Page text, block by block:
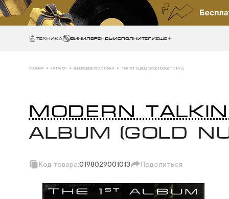
Техника ВИНИЛБРЕНДЫИСПОЛНИТЕЛИЕще
ГЛАВНАЯ КАТАЛОГ ВИНИЛОВЫЕ ПЛАСТИНКИ THE 1ST ALBUM (GOLD NUGGET VINYL)
MODERN
ALBUM (GOLD
Код товара:0198029001013 Поделиться
Скопировать
Вотсап